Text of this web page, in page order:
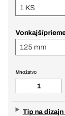
1 KS
125 mm
Množstvo
Tip na